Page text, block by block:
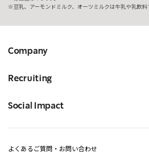
豆乳、アーモンドミルク、オーツミルクは牛乳や乳飲料
Company
Recruiting
Social Impact
よくあるご質問・お問い合わせ